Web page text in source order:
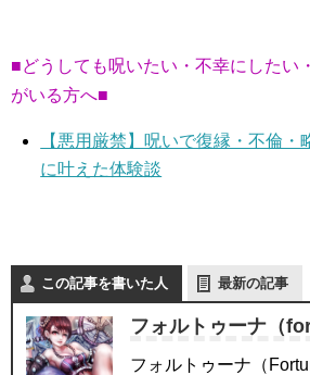
■どうしても呪いたい・不幸にしたい
がいる方へ■
【悪用厳禁】呪いで復縁・不倫・
に叶えた体験談
この記事を書いた人 最新の記事
フォルトゥーナ（
フォルトゥーナ（